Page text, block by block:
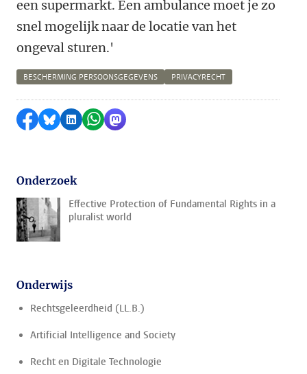
een supermarkt. Een ambulance moet je zo
snel mogelijk naar de locatie van het
ongeval sturen.'
BESCHERMING PERSOONSGEGEVENS PRIVACYRECHT
Delen op Facebook
Delen via Bluesky
Delen op LinkedIn
Delen via WhatsApp
Delen via Mastodon
Onderzoek
Effective Protection of Fundamental Rights in a
pluralist world
Onderwijs
Rechtsgeleerdheid (LL.B.)
Artificial Intelligence and Society
Recht en Digitale Technologie